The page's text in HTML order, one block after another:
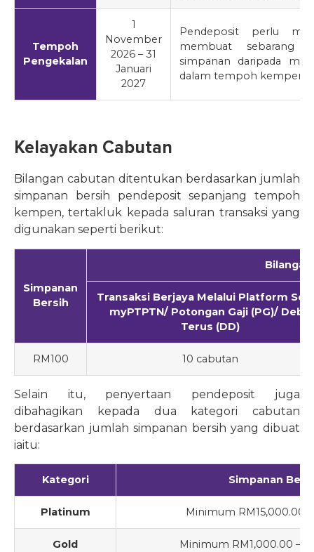
Tempoh
Pengekalan
1
November
2026 – 31
Januari
2027
Pendeposit perlu
membuat sebarang
simpanan daripada
dalam tempoh kempen.
Kelayakan Cabutan
Bilangan cabutan ditentukan berdasarkan jumlah
simpanan bersih pendeposit sepanjang tempoh
kempen, tertakluk kepada saluran transaksi yang
digunakan seperti berikut:
Simpanan
Bersih
Transaksi Berjaya Melalui Platform
myPTPTN/ Potongan Gaji (PG)/ Debit
Terus (DD)
RM100 10 cabutan
Selain itu, penyertaan pendeposit juga
dibahagikan kepada dua kategori cabutan
berdasarkan jumlah simpanan bersih yang dibuat
iaitu:
Kategori Simpanan
Platinum Minimum RM15,000.00
Gold Minimum RM1,000.00 –